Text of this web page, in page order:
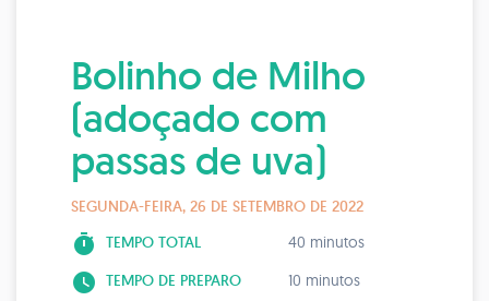
Bolinho de Milho
(adoçado com
passas de uva)
SEGUNDA-FEIRA, 26 DE SETEMBRO DE 2022
timer TEMPO TOTAL 40 minutos
watch_later TEMPO DE PREPARO 10 minutos